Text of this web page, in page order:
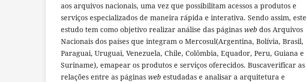
aos arquivos nacionais, uma vez que possibilitam acessos a produtos e
serviços especializados de maneira rápida e interativa. Sendo assim, este
estudo tem como objetivo realizar análise das páginas web dos Arquivos
Nacionais dos países que integram o Mercosul(Argentina, Bolívia, Brasil,
Paraguai, Uruguai, Venezuela, Chile, Colômbia, Equador, Peru, Guiana e
Suriname), emapear os produtos e serviços oferecidos. Buscaverificar as
relações entre as páginas web estudadas e analisar a arquitetura e